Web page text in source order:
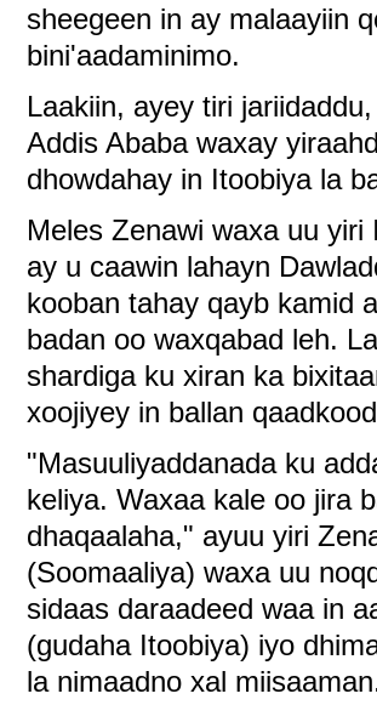
sheegeen in ay malaayiin
bini'aadaminimo.
Laakiin, ayey tiri
Addis Ababa waxay
dhowdahay in Itoobiya la
Meles Zenawi waxa uu
ay u caawin lahayn
kooban tahay qayb kamid
badan oo waxqabad leh.
shardiga ku xiran ka
xoojiyey in ballan
"Masuuliyaddanada ku
keliya. Waxaa kale oo jira
dhaqaalaha," ayuu yiri
(Soomaaliya) waxa uu
sidaas daraadeed waa in
(gudaha Itoobiya) iyo
la nimaadno xal